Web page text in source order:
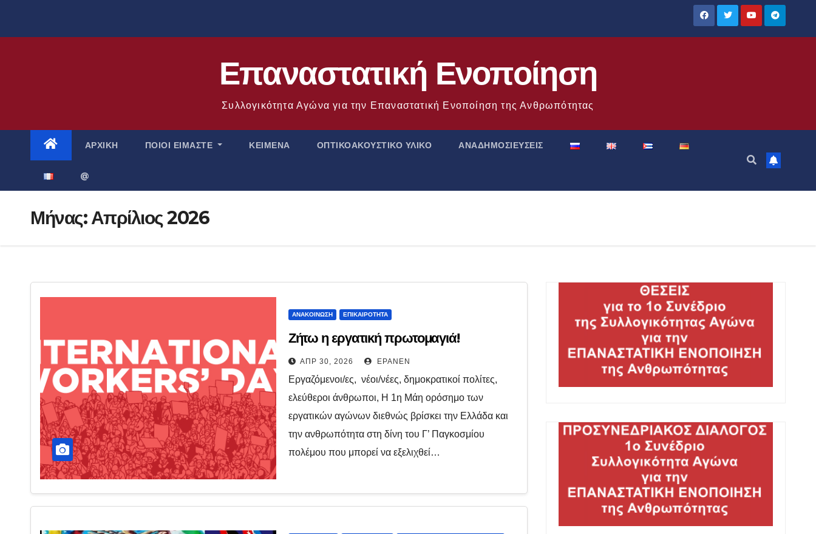
Επαναστατική Ενοποίηση
Συλλογικότητα Αγώνα για την Επαναστατική Ενοποίηση της Ανθρωπότητας
ΑΡΧΙΚΉ ΠΟΙΟΊ ΕΊΜΑΣΤΕ ΚΕΊΜΕΝΑ ΟΠΤΙΚΟΑΚΟΥΣΤΙΚΟ ΥΛΙΚΟ ΑΝΑΔΗΜΟΣΙΕΥΣΕΙΣ
@
Μήνας:Απρίλιος 2026
ΑΝΑΚΟΊΝΩΣΗ ΕΠΙΚΑΙΡΌΤΗΤΑ
Ζήτω η εργατική πρωτομαγιά!
ΑΠΡ 30, 2026 EPANEN
Εργαζόμενοι/ες, νέοι/νέες, δημοκρατικοί πολίτες,
ελεύθεροι άνθρωποι, Η 1η Μάη ορόσημο των
εργατικών αγώνων διεθνώς βρίσκει την Ελλάδα και
την ανθρωπότητα στη δίνη του Γ’ Παγκοσμίου
πολέμου που μπορεί να εξελιχθεί…